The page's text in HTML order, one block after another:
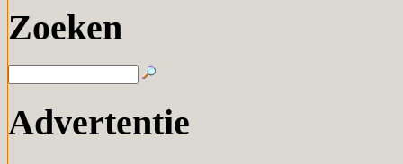
Zoeken
Advertentie